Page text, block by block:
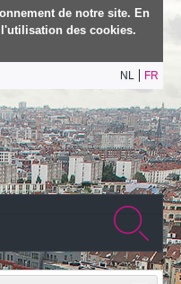
de notre site. En
des cookies.
NL FR